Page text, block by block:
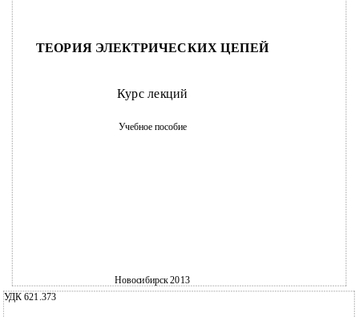
ТЕОРИЯ ЭЛЕКТРИЧЕСКИХ ЦЕПЕЙ
Курс лекций
Учебное пособие
Новосибирск 2013
УДК 621.373